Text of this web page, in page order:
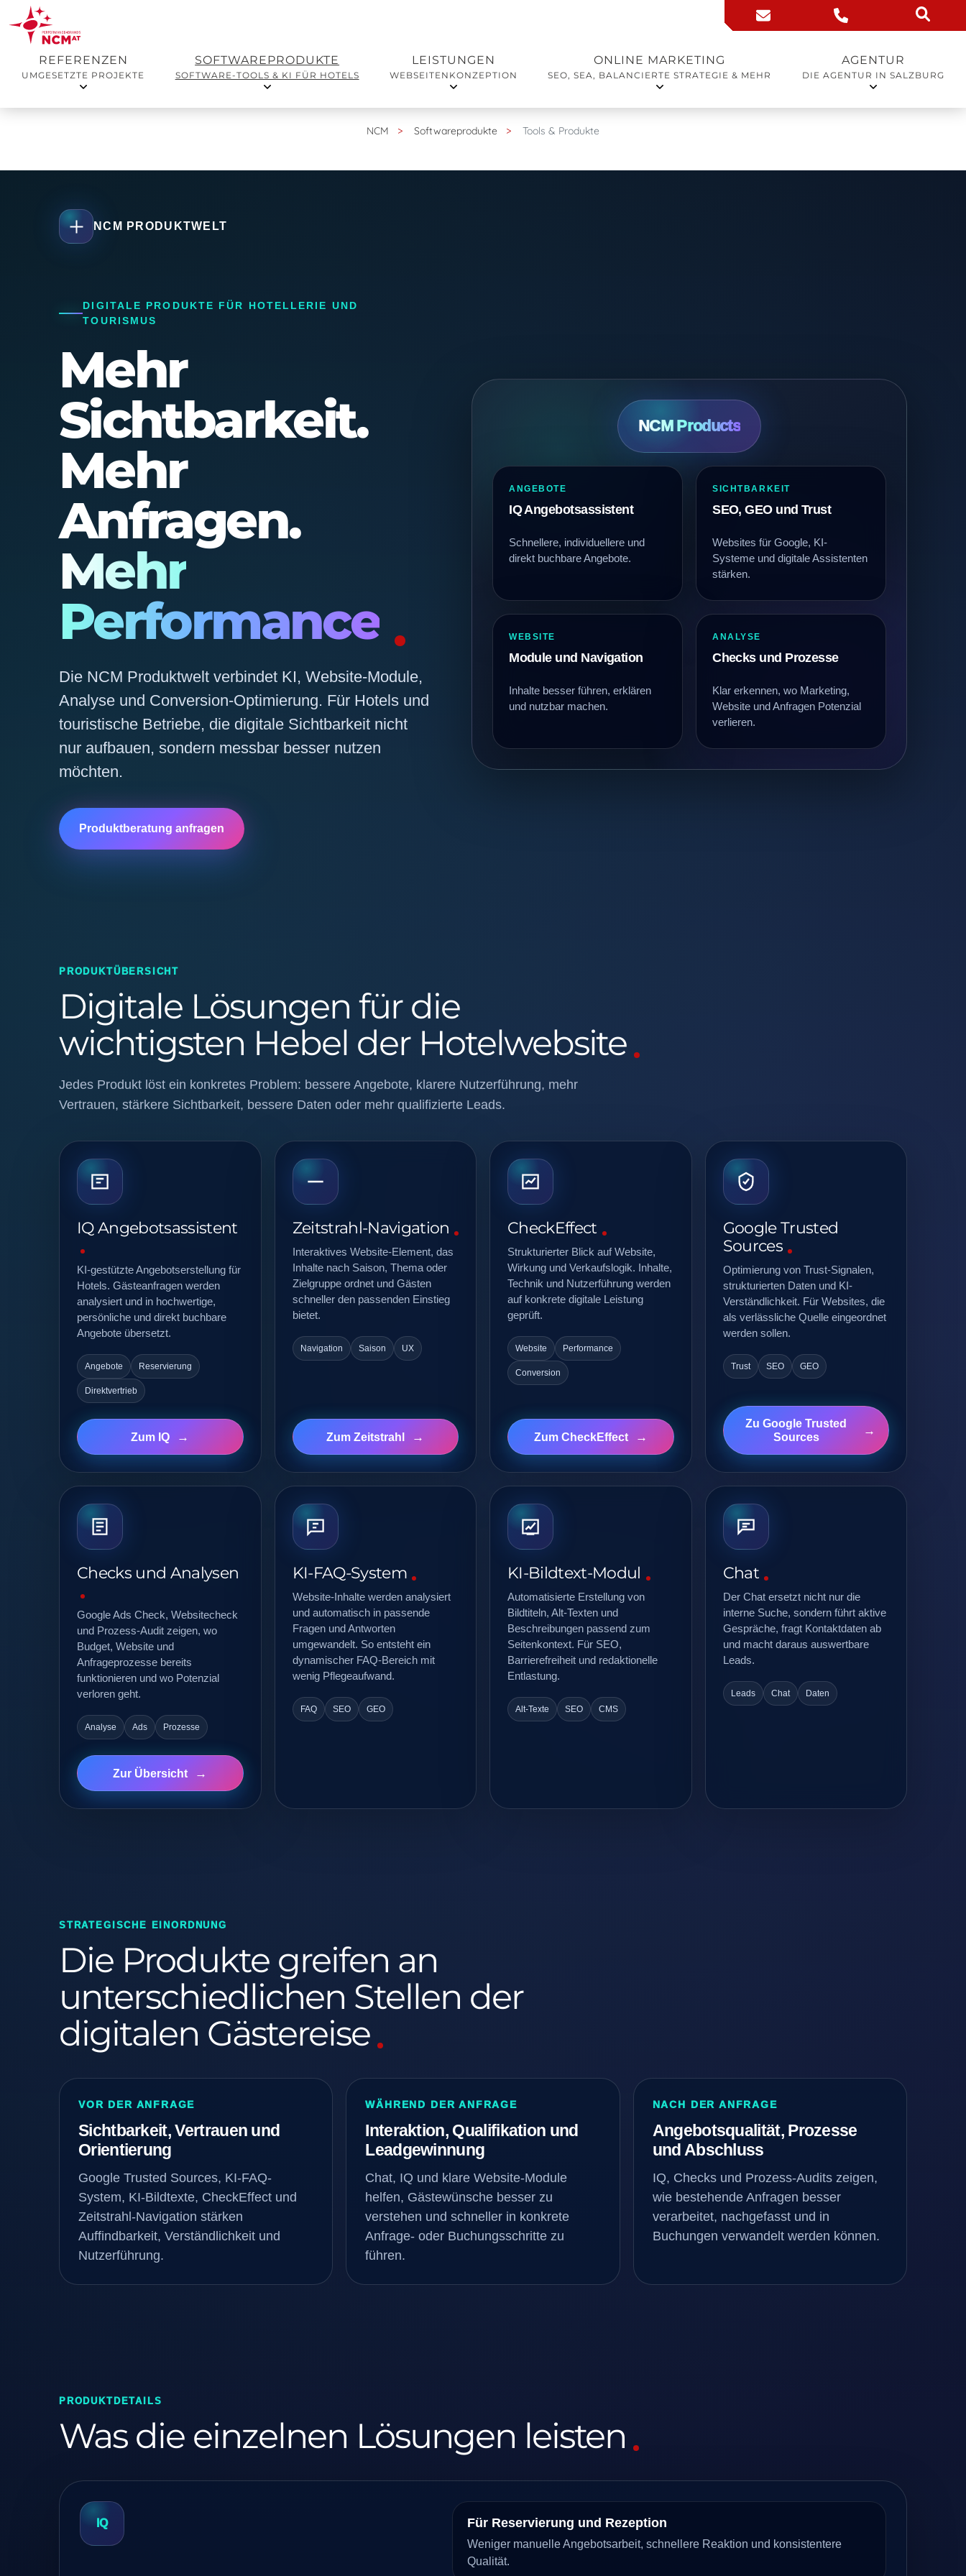
REFERENZEN
UMGESETZTE PROJEKTE
SOFTWAREPRODUKTE
SOFTWARE-TOOLS & KI FÜR HOTELS
LEISTUNGEN
WEBSEITENKONZEPTION
ONLINE MARKETING
SEO, SEA, BALANCIERTE STRATEGIE & MEHR
AGENTUR
DIE AGENTUR IN SALZBURG
NCM Softwareprodukte Tools & Produkte
NCM PRODUKTWELT
DIGITALE PRODUKTE FÜR HOTELLERIE UND
TOURISMUS
Mehr
Sichtbarkeit.
Mehr
Anfragen.
Mehr
Performance
Die NCM Produktwelt verbindet KI, Website-Module,
Analyse und Conversion-Optimierung. Für Hotels und
touristische Betriebe, die digitale Sichtbarkeit nicht
nur aufbauen, sondern messbar besser nutzen
möchten.
Produktberatung anfragen
NCM Products
ANGEBOTE
IQ Angebotsassistent
Schnellere, individuellere und
direkt buchbare Angebote.
SICHTBARKEIT
SEO, GEO und Trust
Websites für Google, KI-
Systeme und digitale Assistenten
stärken.
WEBSITE
Module und Navigation
Inhalte besser führen, erklären
und nutzbar machen.
ANALYSE
Checks und Prozesse
Klar erkennen, wo Marketing,
Website und Anfragen Potenzial
verlieren.
PRODUKTÜBERSICHT
Digitale Lösungen für die
wichtigsten Hebel der Hotelwebsite
Jedes Produkt löst ein konkretes Problem: bessere Angebote, klarere Nutzerführung, mehr
Vertrauen, stärkere Sichtbarkeit, bessere Daten oder mehr qualifizierte Leads.
IQ Angebotsassistent
KI-gestützte Angebotserstellung für
Hotels. Gästeanfragen werden
analysiert und in hochwertige,
persönliche und direkt buchbare
Angebote übersetzt.
Angebote Reservierung
Direktvertrieb
Zum IQ
Zeitstrahl-Navigation
Interaktives Website-Element, das
Inhalte nach Saison, Thema oder
Zielgruppe ordnet und Gästen
schneller den passenden Einstieg
bietet.
Navigation Saison UX
Zum Zeitstrahl
CheckEffect
Strukturierter Blick auf Website,
Wirkung und Verkaufslogik. Inhalte,
Technik und Nutzerführung werden
auf konkrete digitale Leistung
geprüft.
Website Performance
Conversion
Zum CheckEffect
Google Trusted
Sources
Optimierung von Trust-Signalen,
strukturierten Daten und KI-
Verständlichkeit. Für Websites, die
als verlässliche Quelle eingeordnet
werden sollen.
Trust SEO GEO
Zu Google Trusted
Sources
Checks und Analysen
Google Ads Check, Websitecheck
und Prozess-Audit zeigen, wo
Budget, Website und
Anfrageprozesse bereits
funktionieren und wo Potenzial
verloren geht.
Analyse Ads Prozesse
Zur Übersicht
KI-FAQ-System
Website-Inhalte werden analysiert
und automatisch in passende
Fragen und Antworten
umgewandelt. So entsteht ein
dynamischer FAQ-Bereich mit
wenig Pflegeaufwand.
FAQ SEO GEO
KI-Bildtext-Modul
Automatisierte Erstellung von
Bildtiteln, Alt-Texten und
Beschreibungen passend zum
Seitenkontext. Für SEO,
Barrierefreiheit und redaktionelle
Entlastung.
Alt-Texte SEO CMS
Chat
Der Chat ersetzt nicht nur die
interne Suche, sondern führt aktive
Gespräche, fragt Kontaktdaten ab
und macht daraus auswertbare
Leads.
Leads Chat Daten
STRATEGISCHE EINORDNUNG
Die Produkte greifen an
unterschiedlichen Stellen der
digitalen Gästereise
VOR DER ANFRAGE
Sichtbarkeit, Vertrauen und
Orientierung
Google Trusted Sources, KI-FAQ-
System, KI-Bildtexte, CheckEffect und
Zeitstrahl-Navigation stärken
Auffindbarkeit, Verständlichkeit und
Nutzerführung.
WÄHREND DER ANFRAGE
Interaktion, Qualifikation und
Leadgewinnung
Chat, IQ und klare Website-Module
helfen, Gästewünsche besser zu
verstehen und schneller in konkrete
Anfrage- oder Buchungsschritte zu
führen.
NACH DER ANFRAGE
Angebotsqualität, Prozesse
und Abschluss
IQ, Checks und Prozess-Audits zeigen,
wie bestehende Anfragen besser
verarbeitet, nachgefasst und in
Buchungen verwandelt werden können.
PRODUKTDETAILS
Was die einzelnen Lösungen leisten
IQ Für Reservierung und Rezeption
Weniger manuelle Angebotsarbeit, schnellere Reaktion und konsistentere
Qualität.